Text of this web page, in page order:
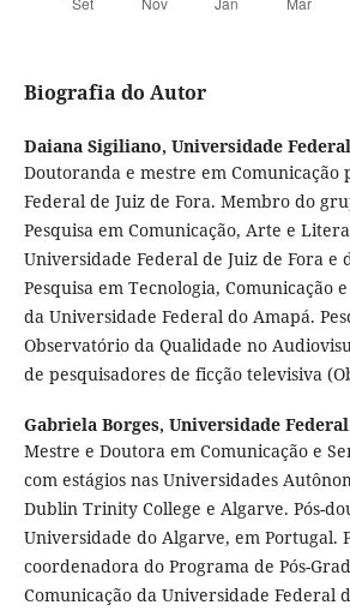
Biografia do Autor
Daiana Sigiliano, Universidade
Doutoranda e mestre em Comunicação
Federal de Juiz de Fora. Membro do
Pesquisa em Comunicação, Arte e
Universidade Federal de Juiz de Fora e
Pesquisa em Tecnologia, Comunicação
da Universidade Federal do Amapá.
Observatório da Qualidade no
de pesquisadores de ficção televisiva
Gabriela Borges, Universidade
Mestre e Doutora em Comunicação e
com estágios nas Universidades
Dublin Trinity College e Algarve. Pós-
Universidade do Algarve, em Portugal.
coordenadora do Programa de Pós-
Comunicação da Universidade Federal